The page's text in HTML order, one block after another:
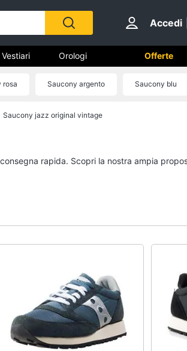
Accedi
Scarpe
Orecchini
Cavigliera
Collane
Vedi tutti
Vestiari Orologi Offerte
rosa Saucony argento Saucony blu
Saucony jazz original vintage
rapida. Scopri la nostra ampia